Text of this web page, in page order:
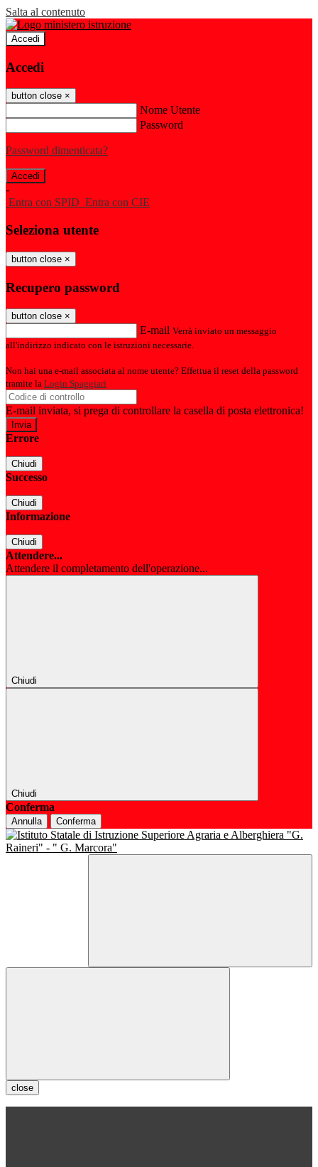
Salta al contenuto
Accedi
Accedi
button close ×
Nome Utente
Password
Password dimenticata?
-
Entra con SPID Entra con CIE
Seleziona utente
button close ×
Recupero password
button close ×
E-mail Verrà inviato un messaggio
all'indirizzo indicato con le istruzioni necessarie.
Non hai una e-mail associata al nome utente? Effettua il reset della password
tramite la Login Spaggiari
E-mail inviata, si prega di controllare la casella di posta elettronica!
Errore
Chiudi
Successo
Chiudi
Informazione
Chiudi
Attendere...
Attendere il completamento dell'operazione...
Chiudi
Chiudi
Conferma
Annulla Conferma
close